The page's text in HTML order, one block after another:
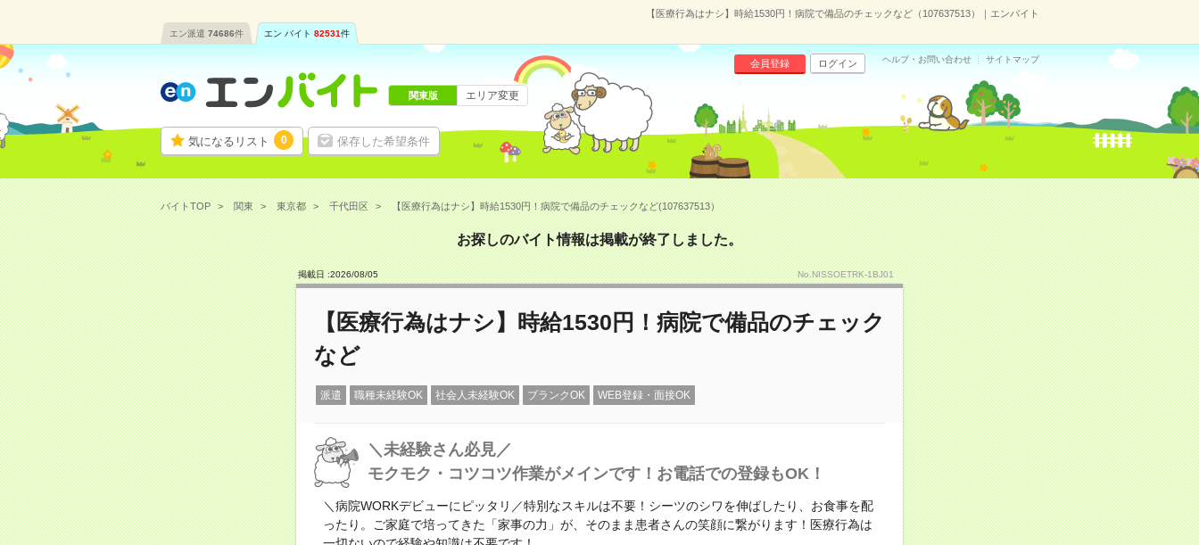
【医療行為はナシ】時給1530円！病院で備品のチェックなど（107637513）｜エンバイト
エン派遣 74686件 エン バイト 82531件
気になるリスト 0 保存した希望条件
会員登録 ログイン ヘルプ・お問い合わせ サイトマップ
関東版 エリア変更
バイトTOP 関東 東京都 千代田区 【医療行為はナシ】時給1530円！病院で備品のチェックなど(107637513）
お探しのバイト情報は掲載が終了しました。
掲載日 :2026/08/05 No.NISSOETRK-1BJ01
【医療行為はナシ】時給1530円！病院で備品のチェック
など
派遣 職種未経験OK 社会人未経験OK ブランクOK WEB登録・面接OK
＼未経験さん必見／
モクモク・コツコツ作業がメインです！お電話での登録もOK！
＼病院WORKデビューにピッタリ／特別なスキルは不要！シーツのシワを伸ばしたり、お食事を配
ったり。ご家庭で培ってきた「家事の力」が、そのまま患者さんの笑顔に繋がります！医療行為は